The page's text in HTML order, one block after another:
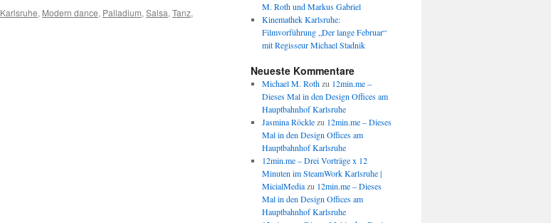
Karlsruhe, Modern dance, Palladium, Salsa, Tanz,
M. Roth und Markus Gabriel
Kinemathek Karlsruhe:
Filmvorführung „Der lange Februar“
mit Regisseur Michael Stadnik
Neueste Kommentare
Michael M. Rothzu 12min.me –
Dieses Mal in den Design Offices am
Hauptbahnhof Karlsruhe
Jasmina Röcklezu 12min.me – Dieses
Mal in den Design Offices am
Hauptbahnhof Karlsruhe
12min.me – Drei Vorträge x 12
Minuten im SteamWork Karlsruhe |
MicialMediazu 12min.me – Dieses
Mal in den Design Offices am
Hauptbahnhof Karlsruhe